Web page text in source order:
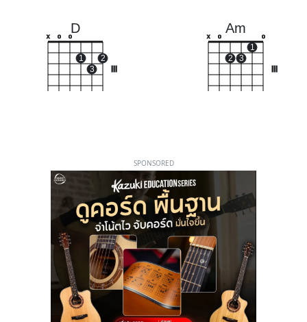
D
x o o
1
3
2
Am
x o
2 3
1
o
SPONSORED